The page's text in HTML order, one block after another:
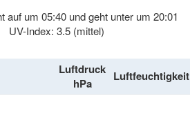
auf um 05:40 und geht unter um 20:01
UV-Index: 3.5 (mittel)
Luftdruck
hPa
Luftfeuchtigkeit